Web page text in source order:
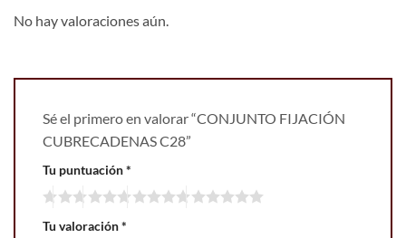
No hay valoraciones aún.
Sé el primero en valorar “CONJUNTO FIJACIÓN
CUBRECADENAS C28”
Tu puntuación*
Tu valoración*